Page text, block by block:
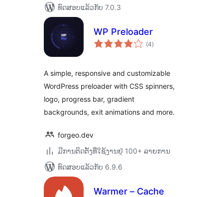
ທົດສອບແລ້ວກັບ 7.0.3
WP Preloader
(4ຄະແນນ
ທັງໝົດ
)
A simple, responsive and customizable
WordPress preloader with CSS spinners,
logo, progress bar, gradient
backgrounds, exit animations and more.
forgeo.dev
ມີການຕິດຕັ້ງທີ່ໃຊ້ງານຢູ່ 100+ ລາຍການ
ທົດສອບແລ້ວກັບ 6.9.6
Warmer – Cache